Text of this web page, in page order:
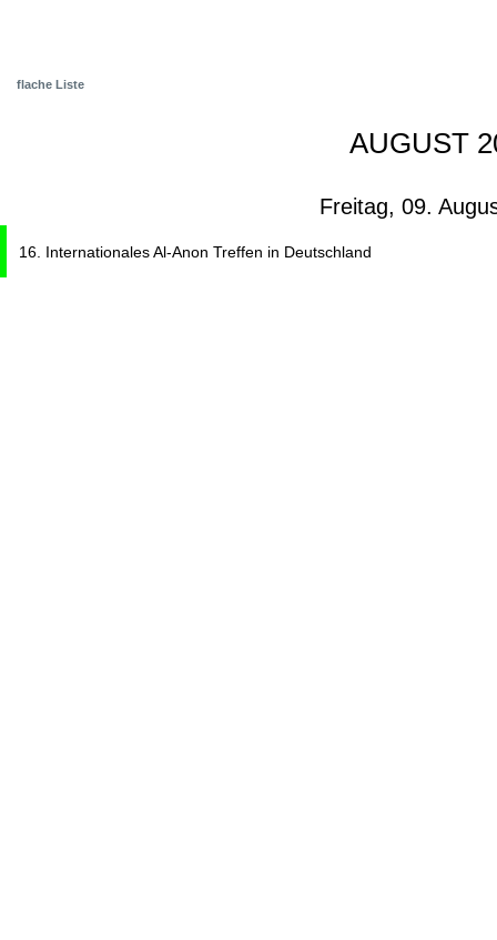
flache Liste
AUGUST
Freitag, 09.
16. Internationales Al-Anon Treffen in Deutschland